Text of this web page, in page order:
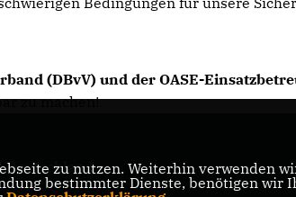
(DBvV) und der OASE-
zu machen!
Deutschlandzu nutzen. Weiterhin verwenden
bestimmter Dienste, benötigen